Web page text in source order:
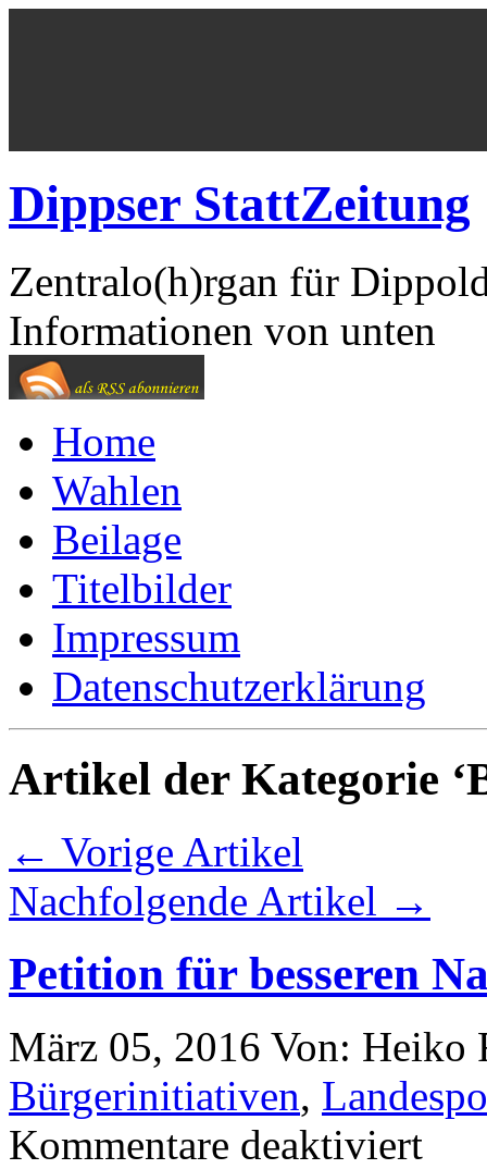
Dippser StattZeitung
Zentralo(h)rgan für
Informationen von unten
Home
Wahlen
Beilage
Titelbilder
Impressum
Datenschutzerklärung
Artikel der Kategorie
← Vorige Artikel
Nachfolgende Artikel →
Petition für besseren
März 05, 2016 Von: Heiko
Bürgerinitiativen,
Kommentare deaktiviert